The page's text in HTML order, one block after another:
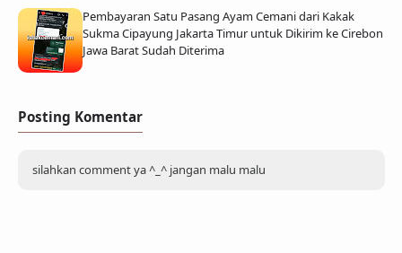
Pembayaran Satu Pasang Ayam Cemani dari Kakak
Sukma Cipayung Jakarta Timur untuk Dikirim ke Cirebon
Jawa Barat Sudah Diterima
Posting Komentar
silahkan comment ya ^_^ jangan malu malu